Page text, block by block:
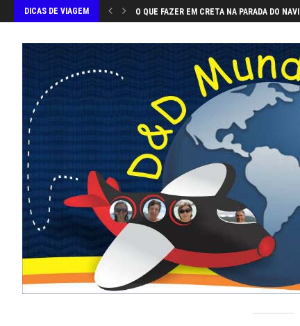
DICAS DE VIAGEM O QUE FAZER EM CRETA NA PARADA DO